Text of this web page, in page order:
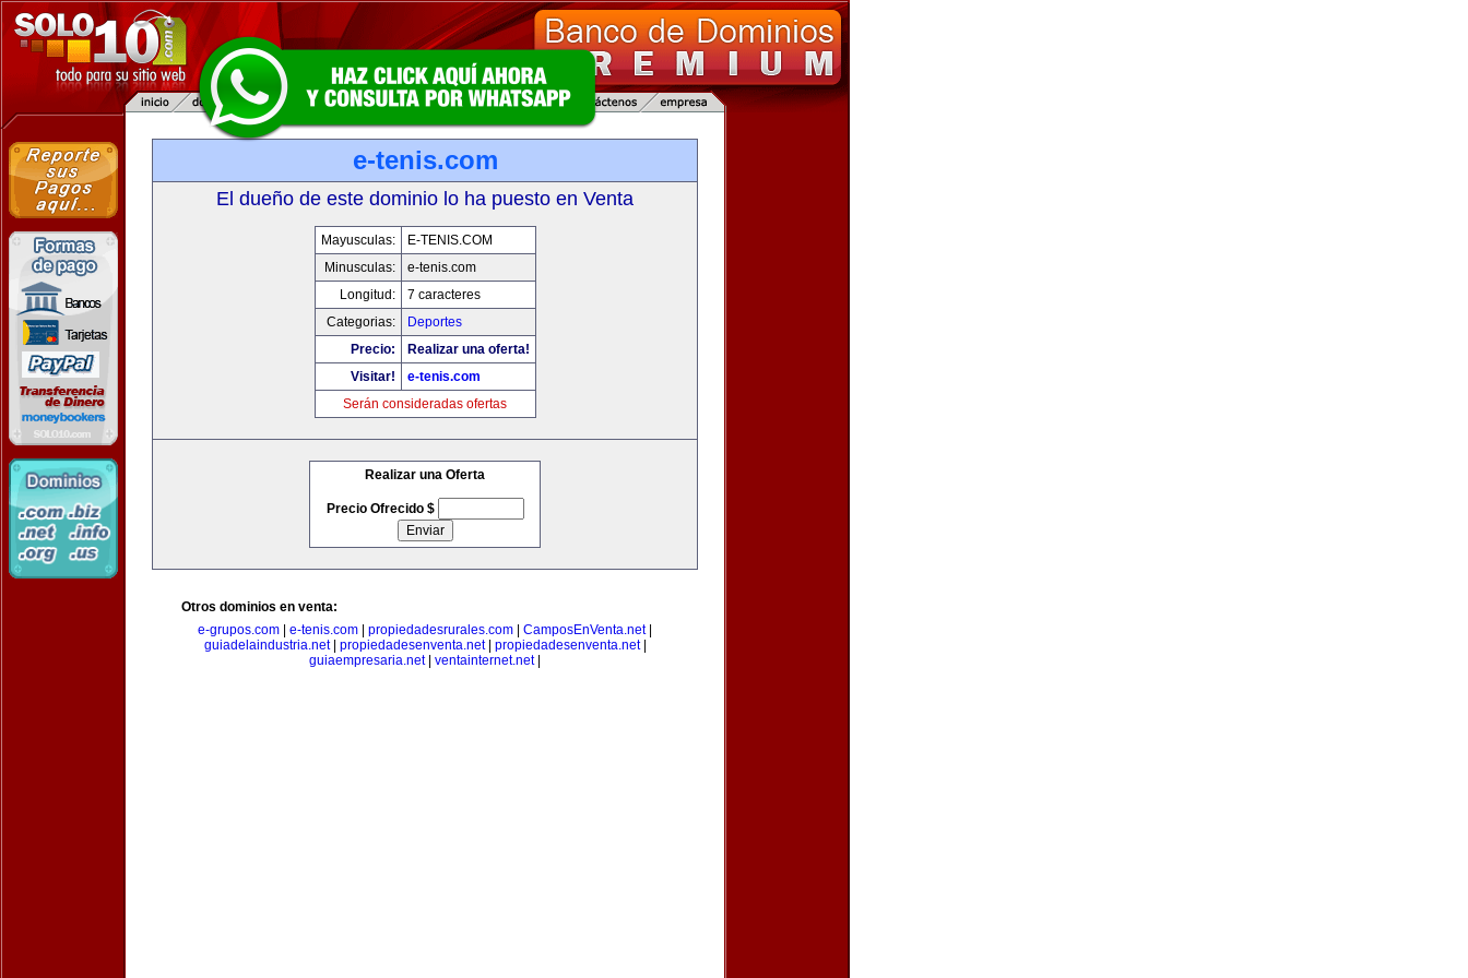
e-tenis.com
El dueño de este dominio lo ha puesto en Venta
Mayusculas:
E-TENIS.COM
Minusculas:
e-tenis.com
Longitud:
7 caracteres
Categorias:
Deportes
Precio:
Realizar una oferta!
Visitar!
e-tenis.com
Serán consideradas ofertas
Realizar una Oferta
Precio Ofrecido $
Otros dominios en venta:
e-grupos.com
e-tenis.com propiedadesrurales.com CamposEnVenta.net
guiadelaindustria.net propiedadesenventa.net propiedadesenventa.net|
guiaempresaria.net| ventainternet.net|